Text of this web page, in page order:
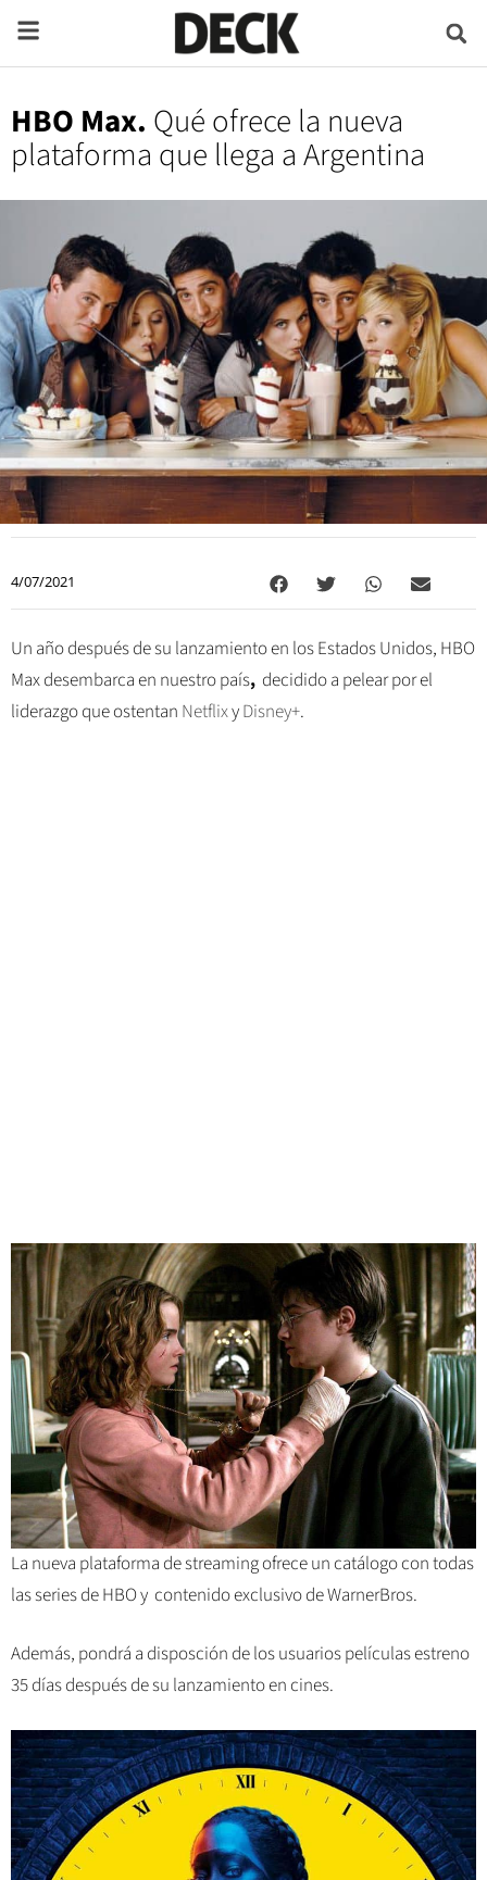
HBO Max. Qué ofrece la nueva
plataforma que llega a Argentina
4/07/2021
Un año después de su lanzamiento en los Estados Unidos, HBO
Max desembarca en nuestro país, decidido a pelear por el
liderazgo que ostentan NetflixyDisney+.
La nueva plataforma de streaming ofrece un catálogo con todas
las series de HBO y contenido exclusivo de WarnerBros.
Además, pondrá a disposción de los usuarios películas estreno
35 días después de su lanzamiento en cines.